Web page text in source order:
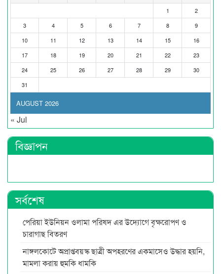
AUGUST 2026
1
2
3
4 5 6 7 8
9
10
11 12 13 14 15
16
17
18 19 20 21 22
23
24
25 26 27 28 29
30
31
« Jul
বিজ্ঞাপন
সর্বশেষ
পেরিয়া ইউনিয়ন ওলামা পরিষদ এর উদ্যোগে বৃক্ষরোপণ ও
চারাগাছ বিতরণ
নাঙ্গলকোটে অপ্রাপ্তবয়স্ক ছাত্রী অপহরণের একমাসেও উদ্ধার হয়নি,
মামলা করায় হুমকি ধামকি